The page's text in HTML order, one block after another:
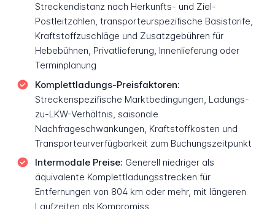
Streckendistanz nach Herkunfts- und Ziel-
Postleitzahlen, transporteurspezifische Basistarife,
Kraftstoffzuschläge und Zusatzgebühren für
Hebebühnen, Privatlieferung, Innenlieferung oder
Terminplanung
Komplettladungs-Preisfaktoren:
Streckenspezifische Marktbedingungen, Ladungs-
zu-LKW-Verhältnis, saisonale
Nachfrageschwankungen, Kraftstoffkosten und
Transporteurverfügbarkeit zum Buchungszeitpunkt
Intermodale Preise: Generell niedriger als
äquivalente Komplettladungsstrecken für
Entfernungen von 804 km oder mehr, mit längeren
Laufzeiten als Kompromiss